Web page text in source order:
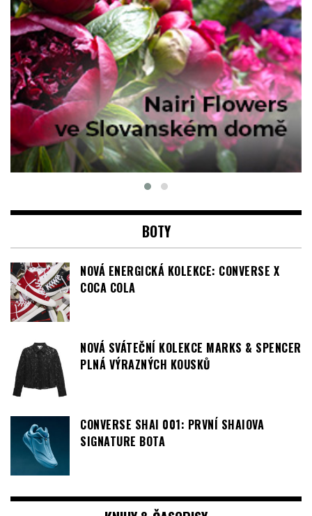
BOTY
NOVÁ ENERGICKÁ KOLEKCE: CONVERSE X
COCA COLA
NOVÁ SVÁTEČNÍ KOLEKCE MARKS & SPENCER
PLNÁ VÝRAZNÝCH KOUSKŮ
CONVERSE SHAI 001: PRVNÍ SHAIOVA
SIGNATURE BOTA